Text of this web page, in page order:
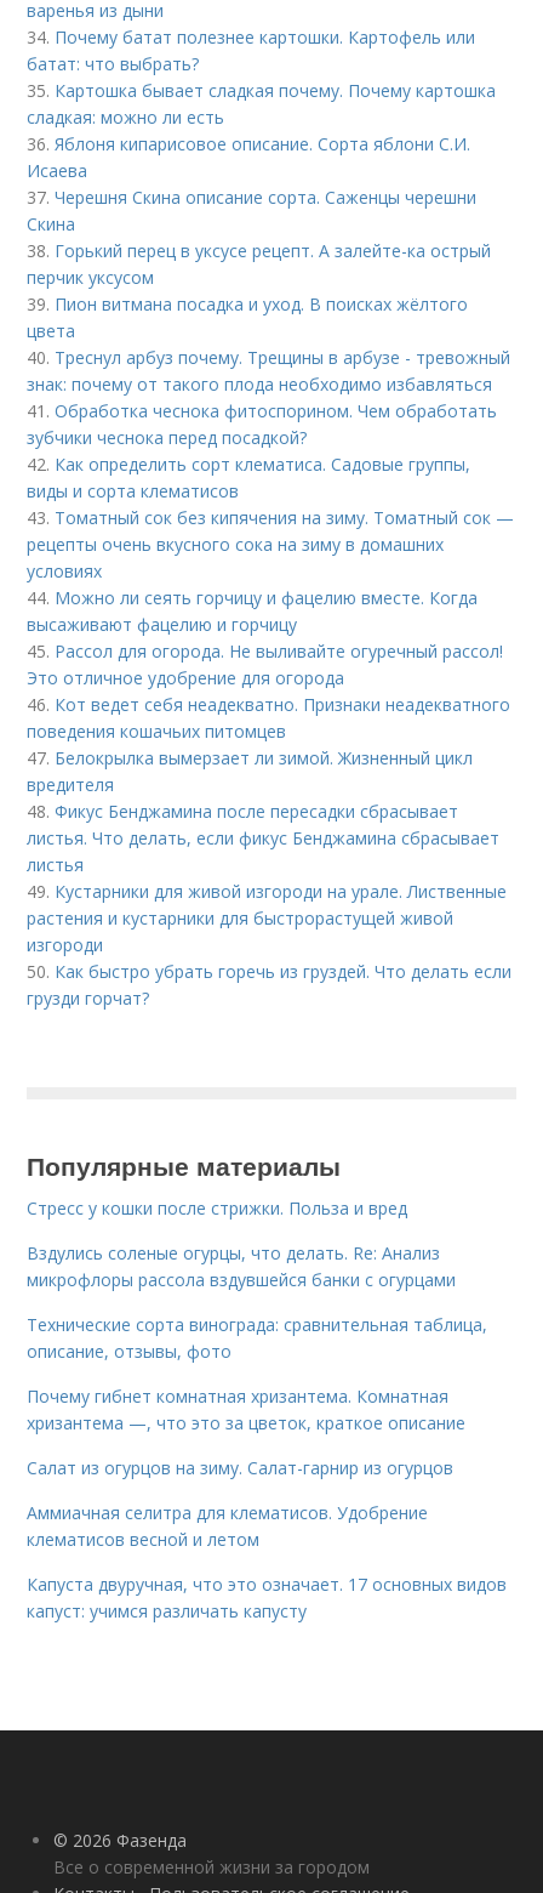
варенья из дыни
34. Почему батат полезнее картошки. Картофель или
батат: что выбрать?
35. Картошка бывает сладкая почему. Почему картошка
сладкая: можно ли есть
36.Яблоня кипарисовое описание. Сорта яблони С.И.
Исаева
37.Черешня Скина описание сорта. Саженцы черешни
Скина
38. Горький перец в уксусе рецепт. А залейте-ка острый
перчик уксусом
39. Пион витмана посадка и уход. В поисках жёлтого
цвета
40. Треснул арбуз почему. Трещины в арбузе - тревожный
знак: почему от такого плода необходимо избавляться
41.Обработка чеснока фитоспорином. Чем обработать
зубчики чеснока перед посадкой?
42. Как определить сорт клематиса. Садовые группы,
виды и сорта клематисов
43. Томатный сок без кипячения на зиму. Томатный сок —
рецепты очень вкусного сока на зиму в домашних
условиях
44. Можно ли сеять горчицу и фацелию вместе. Когда
высаживают фацелию и горчицу
45. Рассол для огорода. Не выливайте огуречный рассол!
Это отличное удобрение для огорода
46. Кот ведет себя неадекватно. Признаки неадекватного
поведения кошачьих питомцев
47. Белокрылка вымерзает ли зимой. Жизненный цикл
вредителя
48.Фикус Бенджамина после пересадки сбрасывает
листья. Что делать, если фикус Бенджамина сбрасывает
листья
49. Кустарники для живой изгороди на урале. Лиственные
растения и кустарники для быстрорастущей живой
изгороди
50. Как быстро убрать горечь из груздей. Что делать если
грузди горчат?
Популярные материалы
Стресс у кошки после стрижки. Польза и вред
Вздулись соленые огурцы, что делать. Re: Анализ
микрофлоры рассола вздувшейся банки с огурцами
Технические сорта винограда: сравнительная таблица,
описание, отзывы, фото
Почему гибнет комнатная хризантема. Комнатная
хризантема —, что это за цветок, краткое описание
Салат из огурцов на зиму. Салат-гарнир из огурцов
Аммиачная селитра для клематисов. Удобрение
клематисов весной и летом
Капуста двуручная, что это означает. 17 основных видов
капуст: учимся различать капусту
© 2026 Фазенда
Все о современной жизни за городом